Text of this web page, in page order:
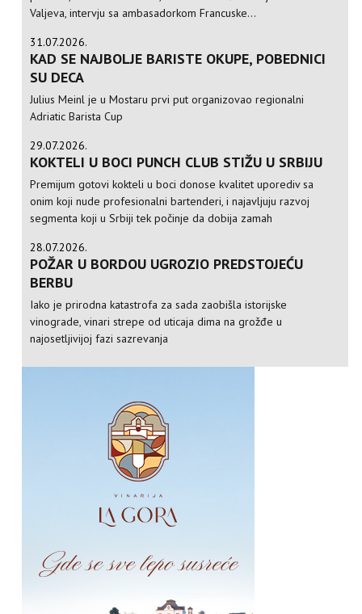
Valjeva, intervju sa ambasadorkom Francuske...
31.07.2026.
KAD SE NAJBOLJE BARISTE OKUPE, POBEDNICI
SU DECA
Julius Meinl je u Mostaru prvi put organizovao regionalni
Adriatic Barista Cup
29.07.2026.
KOKTELI U BOCI PUNCH CLUB STIŽU U SRBIJU
Premijum gotovi kokteli u boci donose kvalitet uporediv sa
onim koji nude profesionalni bartenderi, i najavljuju razvoj
segmenta koji u Srbiji tek počinje da dobija zamah
28.07.2026.
POŽAR U BORDOU UGROZIO PREDSTOJEĆU
BERBU
Iako je prirodna katastrofa za sada zaobišla istorijske
vinograde, vinari strepe od uticaja dima na grožđe u
najosetljivijoj fazi sazrevanja